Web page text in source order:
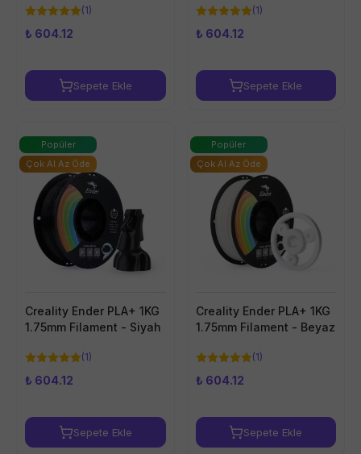
(1)
₺ 604.12
Sepete Ekle
(1)
₺ 604.12
Sepete Ekle
Creality Ender PLA+ 1KG
1.75mm Filament - Siyah
(1)
Popüler
Çok Al Az Öde
₺ 604.12
Sepete Ekle
Creality Ender PLA+ 1KG
1.75mm Filament - Beyaz
(1)
Popüler
Çok Al Az Öde
₺ 604.12
Sepete Ekle